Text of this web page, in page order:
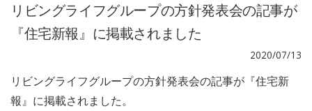
リビングライフグループの方針発表会の記事が
『住宅新報』に掲載されました
2020/07/13
リビングライフグループの方針発表会の記事が『住宅新
報』に掲載されました。